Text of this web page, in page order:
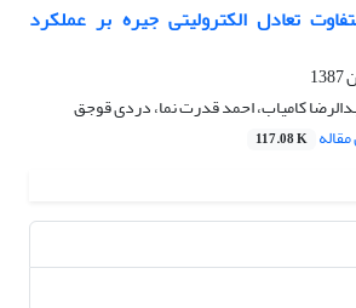
تعادل الکترولیتی جیره بر عملکرد
کامیاب، احمد قدرت نما، دردی قوجق
117.08 K